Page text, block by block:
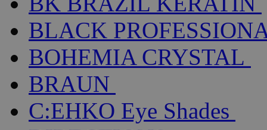
BLACK
BOHEMIA CRYSTAL
BRAUN
C:EHKO Eye Shades